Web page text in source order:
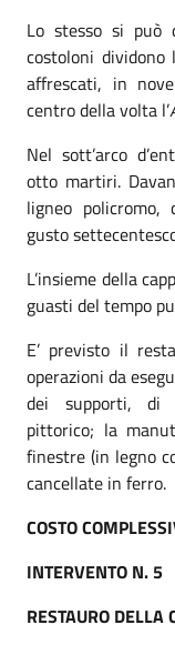
Lo stesso si può
costoloni dividono
affrescati, in
centro della volta l’
Nel sott’arco
otto martiri.
ligneo policromo,
gusto
L’insieme della
guasti del tempo
E’ previsto il
operazioni da
dei supporti, di
pittorico; la
finestre (in legno
cancellate in ferro.
COSTO
INTERVENTO N. 5
RESTAURO DELLA